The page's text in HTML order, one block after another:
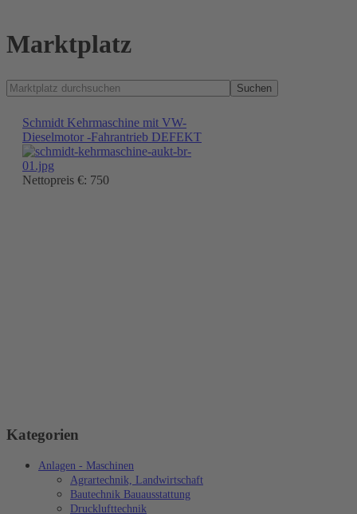
Marktplatz
Suchen
Schmidt Kehrmaschine mit VW-
Dieselmotor -Fahrantrieb DEFEKT
Nettopreis €: 750
Kategorien
Anlagen - Maschinen
Agrartechnik, Landwirtschaft
Bautechnik Bauausstattung
Drucklufttechnik